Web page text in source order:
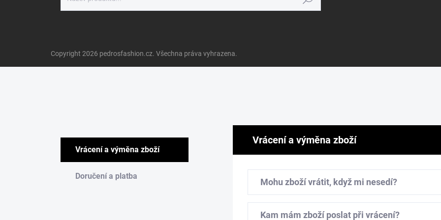
Copyright 2026 pedrosfashion.cz. Všechna práva vyhrazena.
Vrácení a výměna zboží
Doručení a platba
Vrácení a výměna zboží
Mohu zboží vrátit, když mi nesedí?
Kam mám zboží poslat při vrácení?